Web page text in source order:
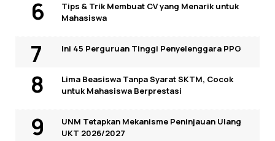
Tips & Trik Membuat CV yang Menarik untuk
Mahasiswa
Ini 45 Perguruan Tinggi Penyelenggara PPG
Lima Beasiswa Tanpa Syarat SKTM, Cocok
untuk Mahasiswa Berprestasi
UNM Tetapkan Mekanisme Peninjauan Ulang
UKT 2026/2027